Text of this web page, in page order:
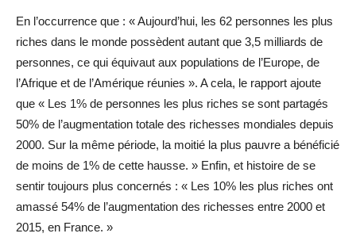
En l’occurrence que : « Aujourd’hui, les 62 personnes les plus
riches dans le monde possèdent autant que 3,5 milliards de
personnes, ce qui équivaut aux populations de l’Europe, de
l’Afrique et de l’Amérique réunies ». A cela, le rapport ajoute
que « Les 1% de personnes les plus riches se sont partagés
50% de l’augmentation totale des richesses mondiales depuis
2000. Sur la même période, la moitié la plus pauvre a bénéficié
de moins de 1% de cette hausse. » Enfin, et histoire de se
sentir toujours plus concernés : « Les 10% les plus riches ont
amassé 54% de l’augmentation des richesses entre 2000 et
2015, en France. »